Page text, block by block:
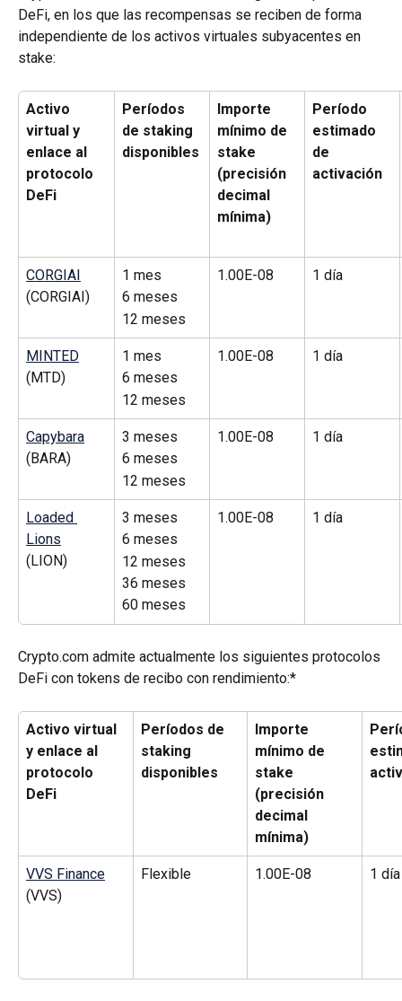
DeFi, en los que las recompensas se reciben de forma
independiente de los activos virtuales subyacentes en
stake:
Activo
virtual y
enlace al
protocolo
DeFi
Períodos
de staking
disponibles
Importe
mínimo de
stake
(precisión
decimal
mínima)
Período
estimado
de
activación
CORGIAI
(CORGIAI)
1 mes
6 meses
12 meses
1.00E-08 1 día
MINTED
(MTD)
1 mes
6 meses
12 meses
1.00E-08 1 día
Capybara
(BARA)
3 meses
6 meses
12 meses
1.00E-08 1 día
Loaded
Lions
(LION)
3 meses
6 meses
12 meses
36 meses
60 meses
1.00E-08 1 día
Crypto.com admite actualmente los siguientes protocolos
DeFi con tokens de recibo con rendimiento:*
Activo virtual
y enlace al
protocolo
DeFi
Períodos de
staking
disponibles
Importe
mínimo de
stake
(precisión
decimal
mínima)
VVS Finance
(VVS)
Flexible 1.00E-08 1 día